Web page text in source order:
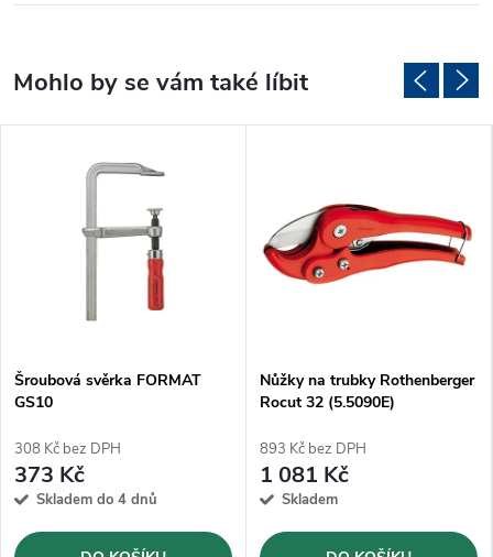
Šroubová svěrka FORMAT
GS10
308 Kč bez DPH
373 Kč
Skladem do 4 dnů
Nůžky na trubky Rothenberger
Rocut 32 (5.5090E)
893 Kč bez DPH
1 081 Kč
Skladem